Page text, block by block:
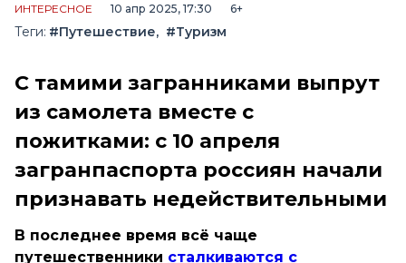
ИНТЕРЕСНОЕ 10 апр 2025, 17:30 6+
Теги: #Путешествие #Туризм
С тамими загранниками выпрут
из самолета вместе с
пожитками: с 10 апреля
загранпаспорта россиян начали
признавать недействительными
В последнее время всё чаще
путешественники сталкиваются с